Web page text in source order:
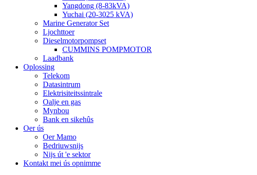
Yangdong (8-83kVA)
Yuchai (20-3025 kVA)
Marine Generator Set
Ljochttoer
Dieselmotorpompset
CUMMINS POMPMOTOR
Laadbank
Oplossing
Telekom
Datasintrum
Elektrisiteitssintrale
Oalje en gas
Mynbou
Bank en sikehûs
Oer ús
Oer Mamo
Bedriuwsnijs
Nijs út 'e sektor
Kontakt mei ús opnimme